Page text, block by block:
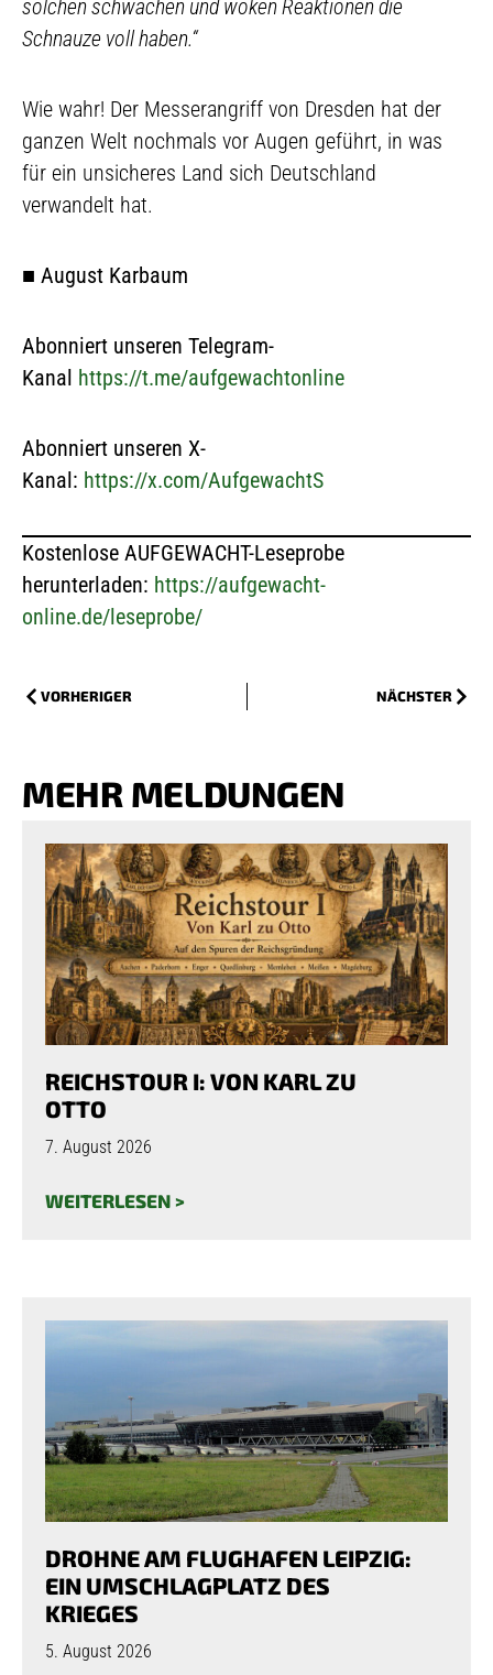
solchen schwachen und woken Reaktionen die
Schnauze voll haben.“
Wie wahr! Der Messerangriff von Dresden hat der
ganzen Welt nochmals vor Augen geführt, in was
für ein unsicheres Land sich Deutschland
verwandelt hat.
■ August Karbaum
Abonniert unseren Telegram-
Kanal https://t.me/aufgewachtonline
Abonniert unseren X-
Kanal: https://x.com/AufgewachtS
Kostenlose AUFGEWACHT-Leseprobe
herunterladen: https://aufgewacht-
online.de/leseprobe/
VORHERIGER NÄCHSTER
MEHR MELDUNGEN
REICHSTOUR I: VON KARL ZU
OTTO
7. August 2026
WEITERLESEN >
DROHNE AM FLUGHAFEN LEIPZIG:
EIN UMSCHLAGPLATZ DES
KRIEGES
5. August 2026